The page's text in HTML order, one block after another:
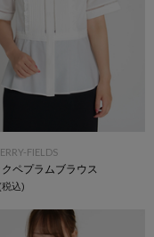
FIELDS
ペプラムブラウス
税込)